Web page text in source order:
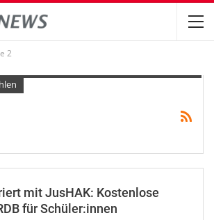
2
mit JusHAK: Kostenlose
für Schüler:innen